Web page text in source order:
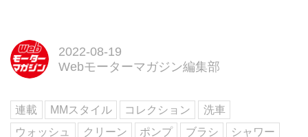
■水圧を高め放水するポンプ式ク
■5種類の水流を放つシャワーヘッ
ドとブラシが付属。
■タンク容量は7リットル、ご家庭
2022-08-19
Webモーターマガジン編集部
連載 MMスタイル コレクション
洗車
ウォッシュ
クリーン ポンプ ブラシ シャワー